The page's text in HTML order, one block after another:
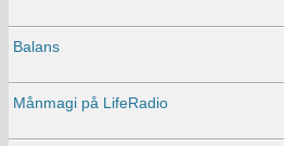
Balans
Månmagi på LifeRadio